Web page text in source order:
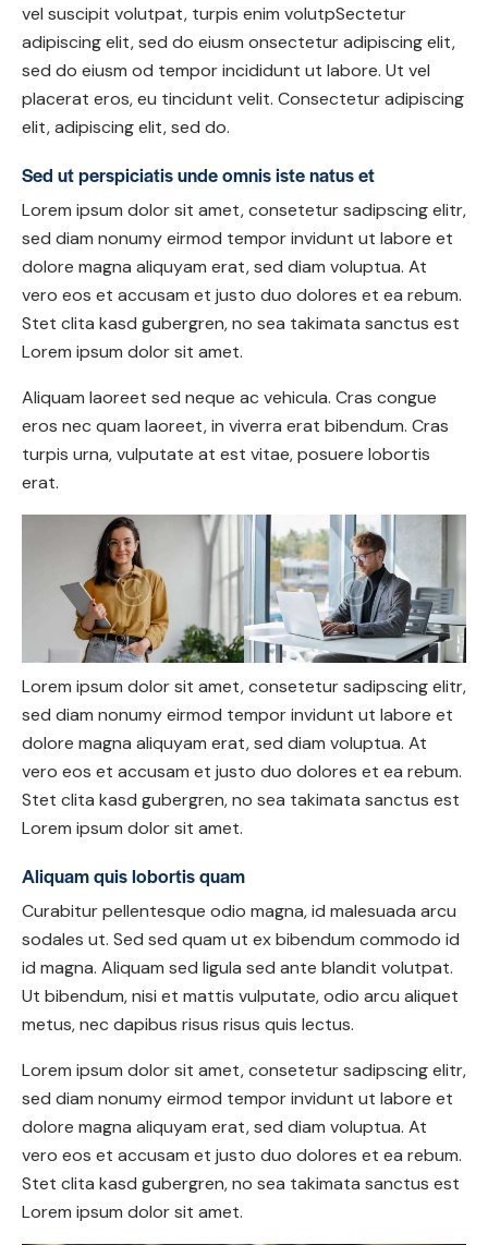
vel suscipit volutpat, turpis enim volutpSectetur
adipiscing elit, sed do eiusm onsectetur adipiscing elit,
sed do eiusm od tempor incididunt ut labore. Ut vel
placerat eros, eu tincidunt velit. Consectetur adipiscing
elit, adipiscing elit, sed do.
Sed ut perspiciatis unde omnis iste natus et
Lorem ipsum dolor sit amet, consetetur sadipscing elitr,
sed diam nonumy eirmod tempor invidunt ut labore et
dolore magna aliquyam erat, sed diam voluptua. At
vero eos et accusam et justo duo dolores et ea rebum.
Stet clita kasd gubergren, no sea takimata sanctus est
Lorem ipsum dolor sit amet.
Aliquam laoreet sed neque ac vehicula. Cras congue
eros nec quam laoreet, in viverra erat bibendum. Cras
turpis urna, vulputate at est vitae, posuere lobortis
erat.
Lorem ipsum dolor sit amet, consetetur sadipscing elitr,
sed diam nonumy eirmod tempor invidunt ut labore et
dolore magna aliquyam erat, sed diam voluptua. At
vero eos et accusam et justo duo dolores et ea rebum.
Stet clita kasd gubergren, no sea takimata sanctus est
Lorem ipsum dolor sit amet.
Aliquam quis lobortis quam
Curabitur pellentesque odio magna, id malesuada arcu
sodales ut. Sed sed quam ut ex bibendum commodo id
id magna. Aliquam sed ligula sed ante blandit volutpat.
Ut bibendum, nisi et mattis vulputate, odio arcu aliquet
metus, nec dapibus risus risus quis lectus.
Lorem ipsum dolor sit amet, consetetur sadipscing elitr,
sed diam nonumy eirmod tempor invidunt ut labore et
dolore magna aliquyam erat, sed diam voluptua. At
vero eos et accusam et justo duo dolores et ea rebum.
Stet clita kasd gubergren, no sea takimata sanctus est
Lorem ipsum dolor sit amet.